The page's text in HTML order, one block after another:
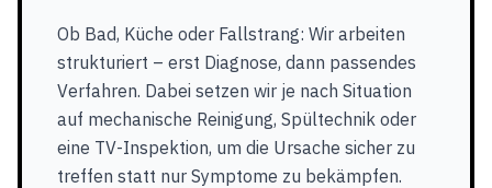
Ob Bad, Küche oder Fallstrang: Wir arbeiten
strukturiert – erst Diagnose, dann passendes
Verfahren. Dabei setzen wir je nach Situation
auf mechanische Reinigung, Spültechnik oder
eine TV-Inspektion, um die Ursache sicher zu
treffen statt nur Symptome zu bekämpfen.